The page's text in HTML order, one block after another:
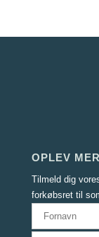
OPLEV
Tilmeld dig
forkøbsret til